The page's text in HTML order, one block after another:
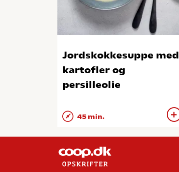
Jordskokkesuppe med
kartofler og
persilleolie
45 min.